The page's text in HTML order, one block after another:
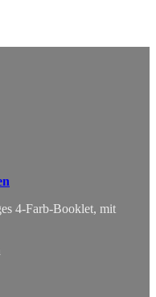
4-Farb-Booklet, mit